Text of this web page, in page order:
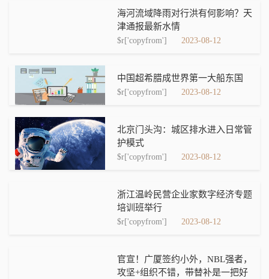
海河流域降雨对行洪有何影响？天
津通报最新水情
$r['copyfrom'] 2023-08-12
中国超希腊成世界第一大船东国
$r['copyfrom'] 2023-08-12
北京门头沟：城区排水进入日常管
护模式‍‍‍‍‍
$r['copyfrom'] 2023-08-12
浙江温岭民营企业家数字经济专题
培训班举行
$r['copyfrom'] 2023-08-12
官宣！广厦签约小外，NBL强者，
攻坚+组织不错，带替补是一把好